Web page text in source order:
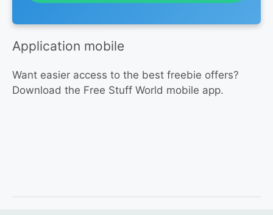
Application mobile
Want easier access to the best freebie offers?
Download the Free Stuff World mobile app.